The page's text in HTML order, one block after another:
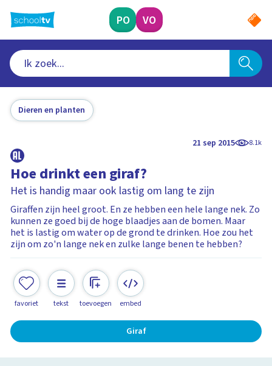
naar
hoofdinhoud
PO VO
Dieren en planten
21 sep 2015 8.1k
Hoe drinkt een giraf?
Het is handig maar ook lastig om lang te zijn
Giraffen zijn heel groot. En ze hebben een hele lange nek. Zo
kunnen ze goed bij de hoge blaadjes aan de bomen. Maar
het is lastig om water op de grond te drinken. Hoe zou het
zijn om zo'n lange nek en zulke lange benen te hebben?
favoriet tekst toevoegen embed
Giraf